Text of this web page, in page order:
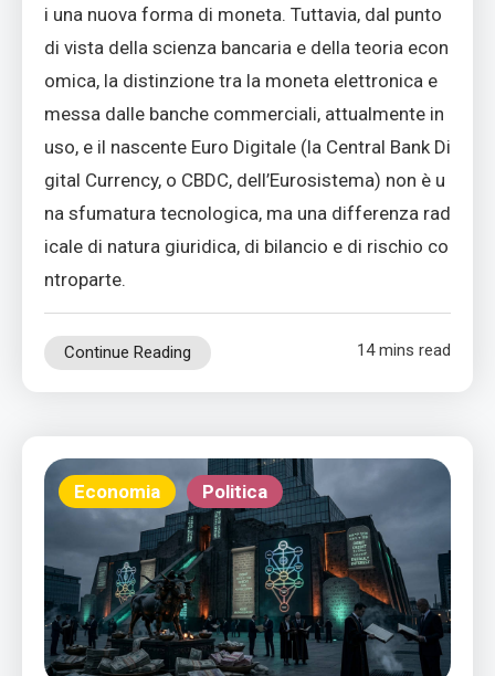
i una nuova forma di moneta. Tuttavia, dal punto
di vista della scienza bancaria e della teoria econ
omica, la distinzione tra la moneta elettronica e
messa dalle banche commerciali, attualmente in
uso, e il nascente Euro Digitale (la Central Bank Di
gital Currency, o CBDC, dell’Eurosistema) non è u
na sfumatura tecnologica, ma una differenza rad
icale di natura giuridica, di bilancio e di rischio co
ntroparte.
Continue Reading 14 mins read
Economia Politica